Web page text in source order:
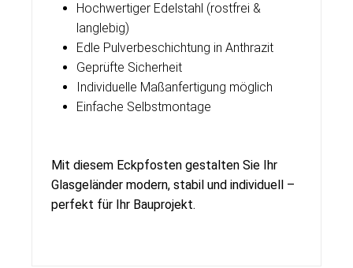
Hochwertiger Edelstahl (rostfrei &
langlebig)
Edle Pulverbeschichtung in Anthrazit
Geprüfte Sicherheit
Individuelle Maßanfertigung möglich
Einfache Selbstmontage
Mit diesem Eckpfosten gestalten Sie Ihr
Glasgeländer modern, stabil und individuell –
perfekt für Ihr Bauprojekt.